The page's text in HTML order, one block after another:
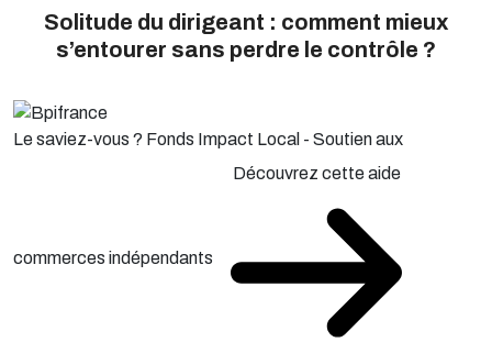
Solitude du dirigeant : comment mieux
s’entourer sans perdre le contrôle ?
Le saviez-vous ? Fonds Impact Local - Soutien aux
commerces indépendants
Découvrez cette aide